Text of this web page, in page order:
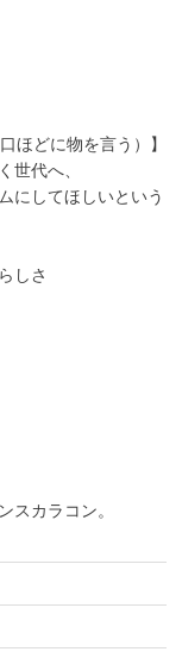
ほどに物を言う）】
世代へ、
にしてほしいという
しさ
スカラコン。